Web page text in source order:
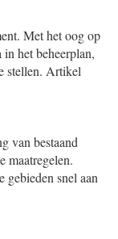
Met het oog op
het beheerplan,
stellen. Artikel
van bestaand
maatregelen.
gebieden snel aan